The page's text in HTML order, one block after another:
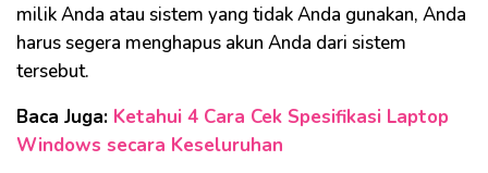
milik Anda atau sistem yang tidak Anda gunakan, Anda
harus segera menghapus akun Anda dari sistem
tersebut.
Baca Juga: Ketahui 4 Cara Cek Spesifikasi Laptop
Windows secara Keseluruhan